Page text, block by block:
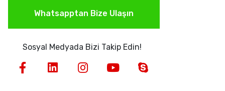
Whatsapptan Bize Ulaşın
Sosyal Medyada Bizi Takip Edin!